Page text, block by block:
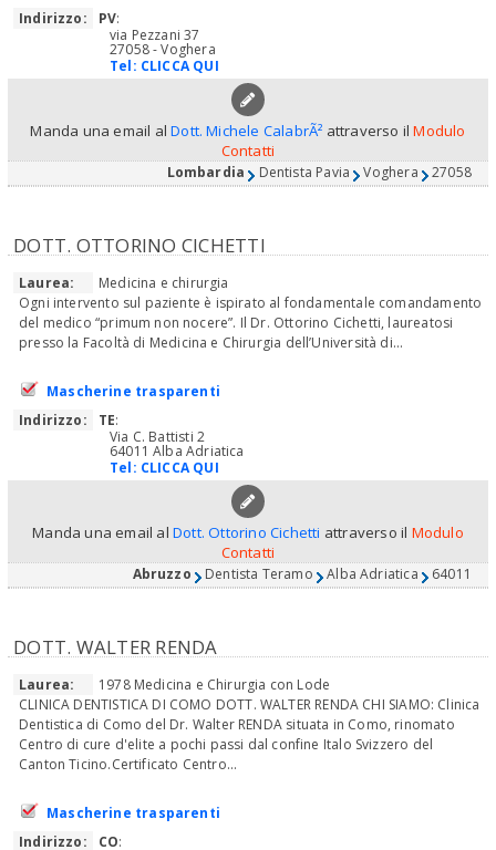
Indirizzo:
PV:
via Pezzani 37
27058 - Voghera
Tel: CLICCA QUI
Manda una email alDott. Michele CalabrÃ² attraverso ilModulo
Contatti
Lombardia Dentista Pavia Voghera 27058
DOTT. OTTORINO CICHETTI
Laurea:
Medicina e chirurgia
Ogni intervento sul paziente è ispirato al fondamentale comandamento
del medico “primum non nocere”. Il Dr. Ottorino Cichetti, laureatosi
presso la Facoltà di Medicina e Chirurgia dell’Università di...
Mascherine trasparenti
Indirizzo:
TE:
Via C. Battisti 2
64011 Alba Adriatica
Tel: CLICCA QUI
Manda una email al Dott. Ottorino Cichetti attraverso il Modulo
Contatti
Abruzzo Dentista Teramo Alba Adriatica 64011
DOTT. WALTER RENDA
Laurea:
1978 Medicina e Chirurgia con Lode
CLINICA DENTISTICA DI COMO DOTT. WALTER RENDA CHI SIAMO: Clinica
Dentistica di Como del Dr. Walter RENDA situata in Como, rinomato
Centro di cure d'elite a pochi passi dal confine Italo Svizzero del
Canton Ticino.Certificato Centro...
Mascherine trasparenti
Indirizzo:
CO: